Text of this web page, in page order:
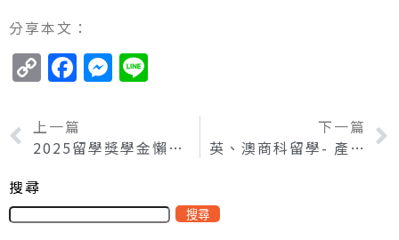
分享本文：
CopyFacebook
Messenger
上一篇
2025留學獎學金懶人包，教育部公費、民間企業申請辦法通通告訴你！
下一篇
英、澳商科留學- 產業數位轉型，未來工作趨勢已與以往大不同
搜尋
搜尋